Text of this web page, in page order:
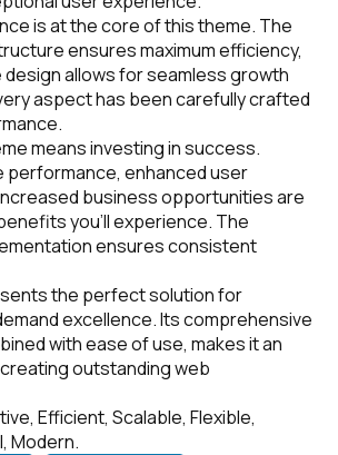
is at the core of this theme. The
ensures maximum efficiency,
design allows for seamless growth
aspect has been carefully crafted
means investing in success.
performance, enhanced user
business opportunities are
you'll experience. The
ensures consistent
the perfect solution for
excellence. Its comprehensive
with ease of use, makes it an
outstanding web
Efficient, Scalable, Flexible,
Modern.